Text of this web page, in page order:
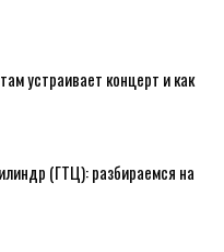
устраивает концерт и как
(ГТЦ): разбираемся на